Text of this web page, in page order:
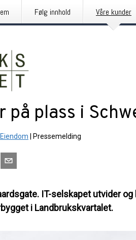
Følg innhold Våre kunder
på plass i
Pressemelding
IT-selskapet utvider
i Landbrukskvartalet.